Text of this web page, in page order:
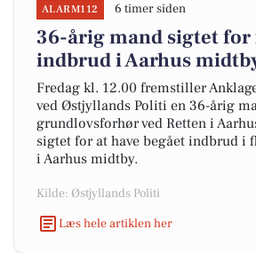
ALARM112 6 timer siden
36-årig mand sigtet for
indbrud i Aarhus
Fredag kl. 12.00 fremstiller
ved Østjyllands Politi en 36-årig
grundlovsforhør ved Retten i
sigtet for at have begået indbrud i
i Aarhus midtby.
Kilde: Østjyllands Politi
Læs hele artiklen her